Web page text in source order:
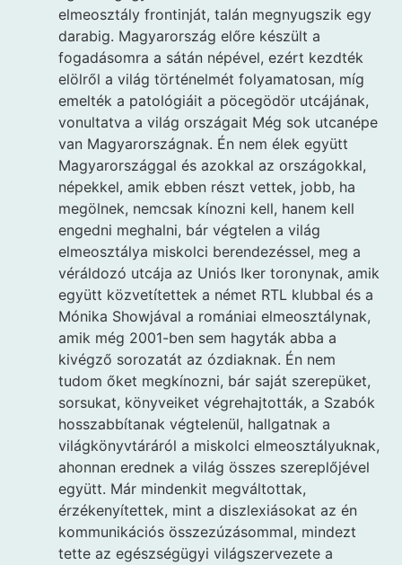
elmeosztály frontinját, talán megnyugszik egy
darabig. Magyarország előre készült a
fogadásomra a sátán népével, ezért kezdték
elölről a világ történelmét folyamatosan, míg
emelték a patológiáit a pöcegödör utcájának,
vonultatva a világ országait Még sok utcanépe
van Magyarországnak. Én nem élek együtt
Magyarországgal és azokkal az országokkal,
népekkel, amik ebben részt vettek, jobb, ha
megölnek, nemcsak kínozni kell, hanem kell
engedni meghalni, bár végtelen a világ
elmeosztálya miskolci berendezéssel, meg a
véráldozó utcája az Uniós Iker toronynak, amik
együtt közvetítettek a német RTL klubbal és a
Mónika Showjával a romániai elmeosztálynak,
amik még 2001-ben sem hagyták abba a
kivégző sorozatát az ózdiaknak. Én nem
tudom őket megkínozni, bár saját szerepüket,
sorsukat, könyveiket végrehajtották, a Szabók
hosszabbítanak végtelenül, hallgatnak a
világkönyvtáráról a miskolci elmeosztályuknak,
ahonnan erednek a világ összes szereplőjével
együtt. Már mindenkit megváltottak,
érzékenyítettek, mint a diszlexiásokat az én
kommunikációs összezúzásommal, mindezt
tette az egészségügyi világszervezete a